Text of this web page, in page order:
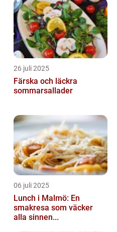
26 juli 2025
Färska och läckra
sommarsallader
06 juli 2025
Lunch i Malmö: En
smakresa som väcker
alla sinnen...